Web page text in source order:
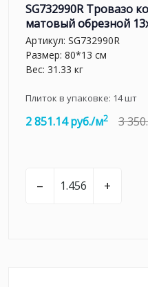
SG732990R Тровазо
матовый обрезной
Артикул: SG732990R
Размер: 80*13 см
Вес: 31.33 кг
Плиток в упаковке: 14шт
2 851.14 руб./м2 3
– +